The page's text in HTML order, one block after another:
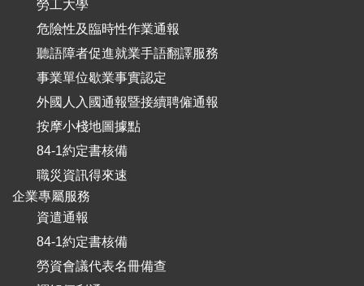
勞工大學
危險性及臨時性作業通報
聽語障者促進就業手語翻譯服務
事業單位歇業事實認定
外國人入國通報暨接續聘僱通報
按摩小棧地圖據點
84-1約定書核備
職災資訊得來速
企業專屬服務
資遣通報
84-1約定書核備
勞資會議代表名冊備查